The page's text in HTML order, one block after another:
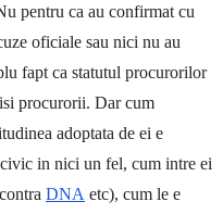
pentru ca au confirmat cu
oficiale sau nici nu au
fapt ca statutul procurorilor
procurorii. Dar cum
adoptata de ei e
in nici un fel, cum intre ei
DNA etc), cum le e